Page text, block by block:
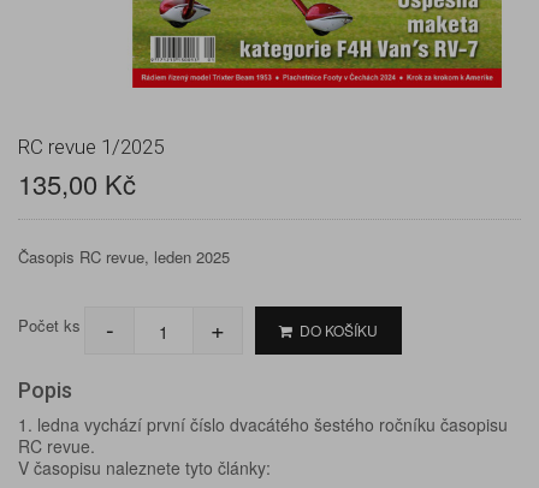
RC revue 1/2025
135,00 Kč
Časopis RC revue, leden 2025
Počet ks - + DO KOŠÍKU
Popis
1. ledna vychází první číslo dvacátého šestého ročníku časopisu
RC revue.
V časopisu naleznete tyto články: